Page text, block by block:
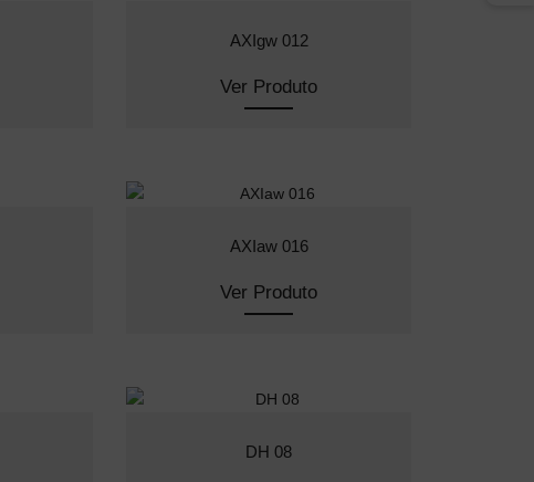
AXIgw 012
Ver Produto
AXIaw 016
Ver Produto
DH 08